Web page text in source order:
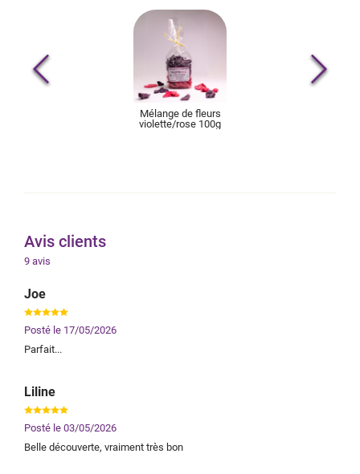
Mélange de fleurs
violette/rose 100g
Avis clients
9 avis
Joe
Posté le 17/05/2026
Parfait...
Liline
Posté le 03/05/2026
Belle découverte, vraiment très bon